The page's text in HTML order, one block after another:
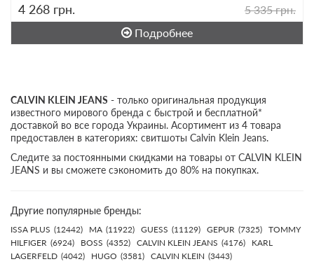
4 268 грн.
5 335 грн.
Подробнее
CALVIN KLEIN JEANS - только оригинальная продукция
известного мирового бренда с быстрой и бесплатной*
доставкой во все города Украины. Асортимент из 4 товара
предоставлен в категориях: свитшоты Calvin Klein Jeans.
Следите за постоянными скидками на товары от CALVIN KLEIN
JEANS и вы сможете сэкономить до 80% на покупках.
Другие популярные бренды:
ISSA PLUS (12442) MA (11922) GUESS (11129) GEPUR (7325) TOMMY
HILFIGER (6924) BOSS (4352) CALVIN KLEIN JEANS (4176)
KARL
LAGERFELD (4042) HUGO (3581) CALVIN KLEIN (3443)